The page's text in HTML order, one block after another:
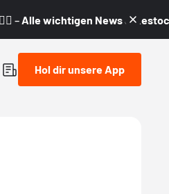
– Alle wichtigen News &
Hol dir unsere App